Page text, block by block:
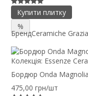
Купити плитку
%
БрендCeramiche Grazia
Колекція: Essenze
Бордюр Onda
475,00 грн/шт